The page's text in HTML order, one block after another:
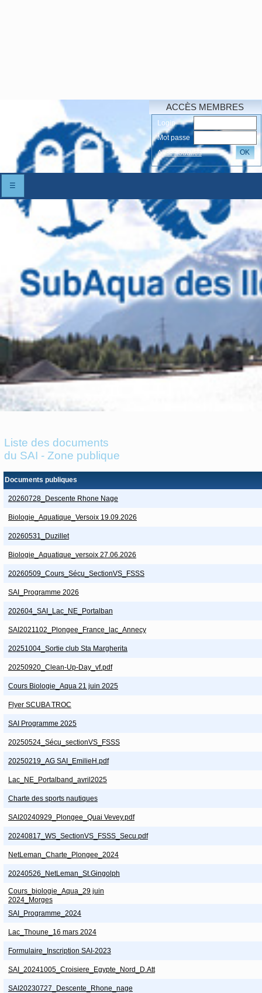
ACCÈS MEMBRES
Login
Mot passe
Accés oubliés
OK
☰
Liste des documents
du SAI - Zone publique
Documents publiques
20260728_Descente Rhone Nage
Biologie_Aquatique_Versoix 19.09.2026
20260531_Duzillet
Biologie_Aquatique_versoix 27.06.2026
20260509_Cours_Sécu_SectionVS_FSSS
SAI_Programme 2026
202604_SAI_Lac_NE_Portalban
SAI2021102_Plongee_France_lac_Annecy
20251004_Sortie club Sta Margherita
20250920_Clean-Up-Day_vf.pdf
Cours Biologie_Aqua 21 juin 2025
Flyer SCUBA TROC
SAI Programme 2025
20250524_Sécu_sectionVS_FSSS
20250219_AG SAI_EmilieH.pdf
Lac_NE_Portalband_avril2025
Charte des sports nautiques
SAI20240929_Plongee_Quai Vevey.pdf
20240817_WS_SectionVS_FSSS_Secu.pdf
NetLeman_Charte_Plongee_2024
20240526_NetLeman_St.Gingolph
Cours_biologie_Aqua_29 juin
2024_Morges
SAI_Programme_2024
Lac_Thoune_16 mars 2024
Formulaire_Inscription SAI-2023
SAI_20241005_Croisiere_Egypte_Nord_D.Att
SAI20230727_Descente_Rhone_nage